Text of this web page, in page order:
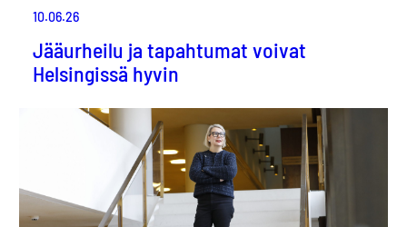
10.06.26
Jääurheilu ja tapahtumat voivat
Helsingissä hyvin